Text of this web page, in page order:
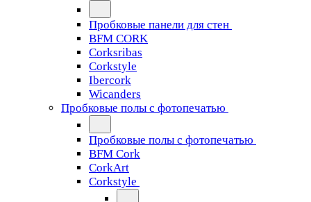
Пробковые панели для стен
BFM CORK
Corksribas
Corkstyle
Ibercork
Wicanders
Пробковые полы с фотопечатью
Пробковые полы с фотопечатью
BFM Cork
CorkArt
Corkstyle